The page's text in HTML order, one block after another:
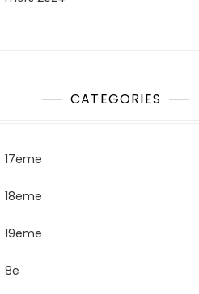
CATEGORIES
17eme
18eme
19eme
8e